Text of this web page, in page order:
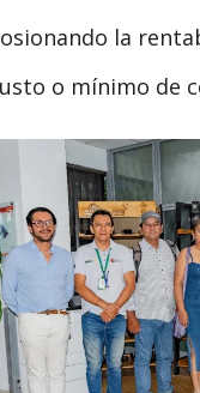
la
o mínimo de